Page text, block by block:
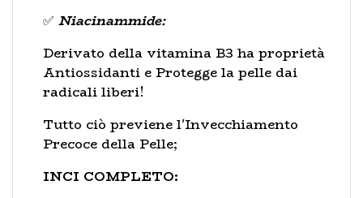
✅ Niacinammide:
Derivato della vitamina B3 ha proprietà
Antiossidanti e Protegge la pelle dai
radicali liberi!
Tutto ciò previene l'Invecchiamento
Precoce della Pelle;
INCI COMPLETO: